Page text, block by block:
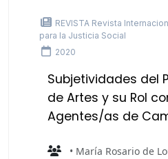
REVISTA Revista
para la Justicia Social
2020
Subjetividades del
de Artes y su Rol
Agentes/as de
• María Rosario de